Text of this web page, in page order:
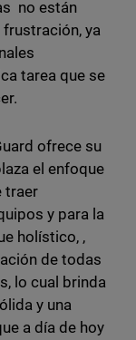
no están
ya
tarea que se
ofrece su
el enfoque
traer
y para la
holístico, ,
de todas
lo cual brinda
y una
a día de hoy